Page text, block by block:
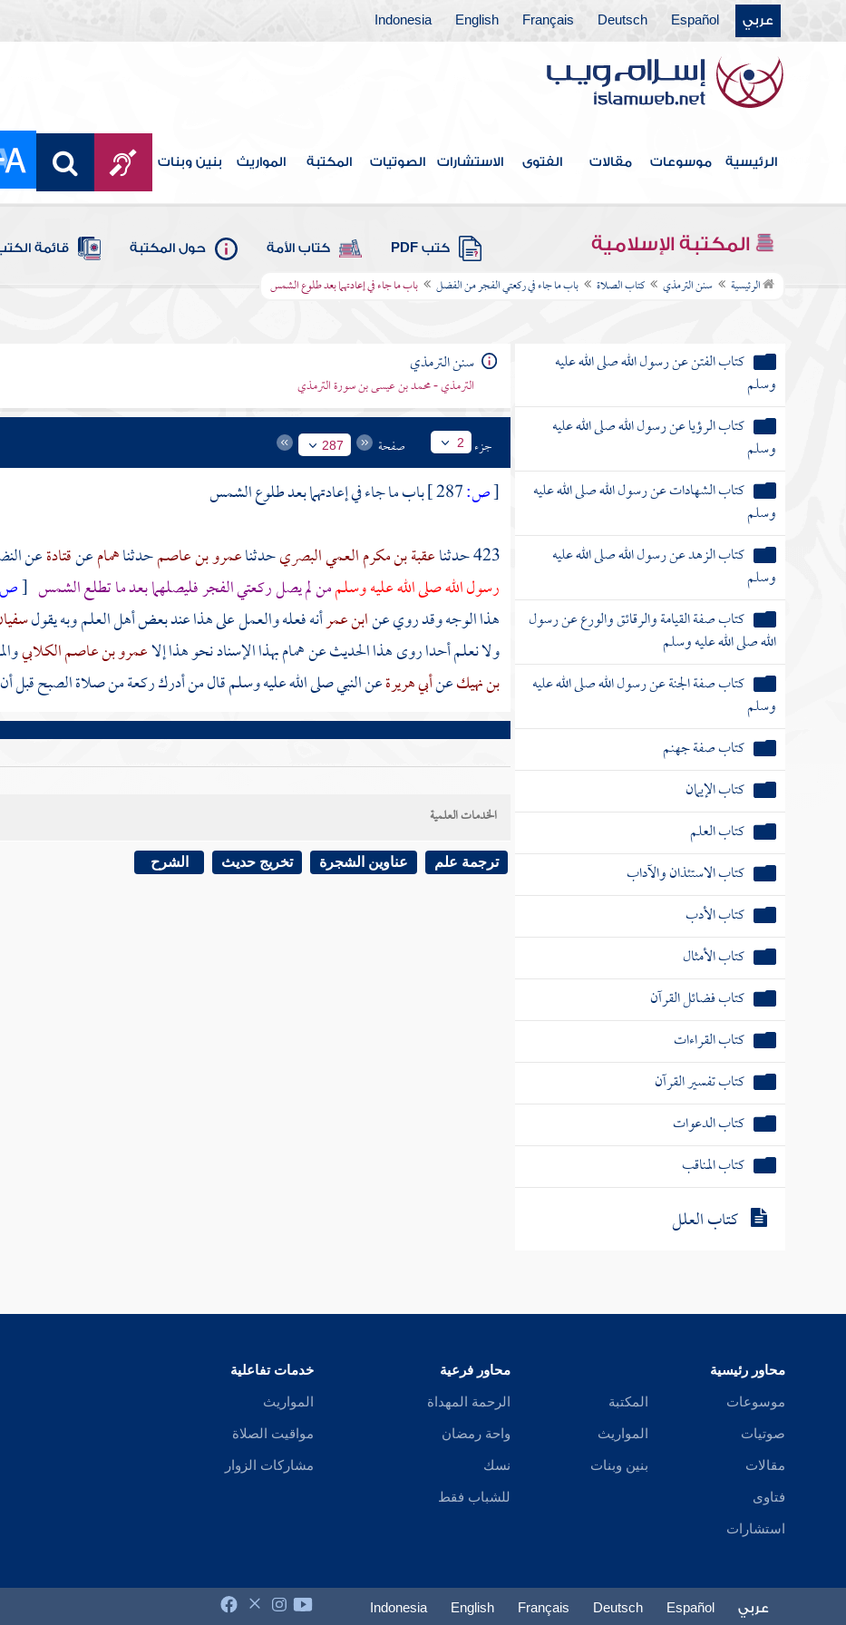
عربي Español
Deutsch
Français
English
Indonesia
الرئيسية موسوعات مقالات الفتوى الاستشارات الصوتيات المكتبة المواريث بنين وبنات
المكتبة الإسلامية كتب PDF كتاب الأمة حول المكتبة قائمة
الرئيسية سنن الترمذي كتاب الصلاة باب ما جاء في ركعتي الفجر من الفضل باب ما جاء في إعادتهما بعد طلوع الشمس
كتاب الطب عن رسول الله صلى الله عليه
وسلم
كتاب الفرائض عن رسول الله صلى الله عليه
كتاب الوصايا عن رسول الله صلى الله عليه
كتاب الولاء والهبة عن رسول الله صلى الله
عليه وسلم
كتاب القدر عن رسول الله صلى الله عليه
كتاب الفتن عن رسول الله صلى الله عليه
وسلم
كتاب الرؤيا عن رسول الله صلى الله عليه
وسلم
كتاب الشهادات عن رسول الله صلى الله عليه
وسلم
كتاب الزهد عن رسول الله صلى الله عليه
وسلم
كتاب صفة القيامة والرقائق والورع عن رسول
الله صلى الله عليه وسلم
كتاب صفة الجنة عن رسول الله صلى الله عليه
وسلم
كتاب صفة جهنم
كتاب الإيمان
كتاب العلم
كتاب الاستئذان والآداب
كتاب الأدب
كتاب الأمثال
كتاب فضائل القرآن
كتاب القراءات
كتاب تفسير القرآن
كتاب الدعوات
كتاب المناقب
كتاب العلل
سنن الترمذي
الترمذي - محمد بن عيسى بن سورة الترمذي
جزء 2 صفحة 287
[ص:
باب ما جاء في إعادتهما بعد طلوع الشمس
423 حدثنا
عقبة بن مكرم العمي البصريحدثناعمرو بن عاصمحدثناهمامعنقتادةعن
رسول الله صلى الله عليه وسلممن لم يصل ركعتي الفجر فليصلهما بعد ما تطلع الشمس [
هذا الوجه وقد روي عنابن عمرأنه فعله والعمل على هذا عند بعض أهل العلم وبه يقول
ولا نعلم أحدا روى هذا الحديث عنهمامبهذا الإسناد نحو هذا إلاعمرو بن عاصم الكلابي
بن نهيكعنأبي هريرةعن النبي صلى الله عليه وسلم قال من أدرك ركعة من صلاة الصبح
الخدمات العلمية
ترجمة علم عناوين الشجرة تخريج حديث الشرح
محاور رئيسية
موسوعات
صوتيات
مقالات
فتاوى
استشارات
المكتبة
المواريث
بنين وبنات
محاور فرعية
الرحمة المهداة
واحة رمضان
نسك
للشباب فقط
خدمات تفاعلية
المواريث
مواقيت الصلاة
مشاركات الزوار
عربي Español
Deutsch
Français
English
Indonesia